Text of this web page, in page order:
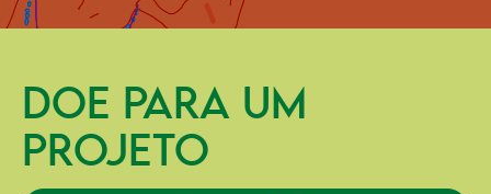
DOE PARA UM
PROJETO